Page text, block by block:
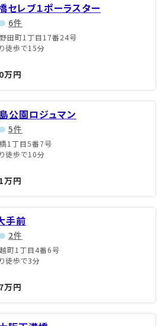
セレブ１ポーラスター
6件
田町1丁目17番24号
徒歩で15分
万円
公園ロジュマン
5件
1丁目5番7号
徒歩で10分
万円
手前
2件
町1丁目4番6号
徒歩で3分
万円